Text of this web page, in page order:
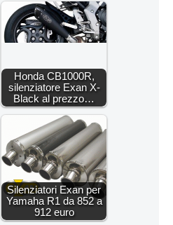
Honda CB1000R,
silenziatore Exan X-
Black al prezzo…
Silenziatori Exan per
Yamaha R1 da 852 a
912 euro